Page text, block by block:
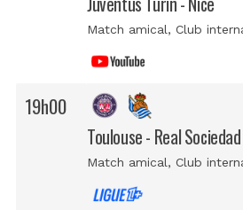
Match amical, Club
19h00
Toulouse - Real Sociedad
Match amical, Club